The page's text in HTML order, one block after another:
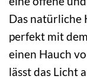
Das natürliche
perfekt mit
einen Hauch
lässt das Licht